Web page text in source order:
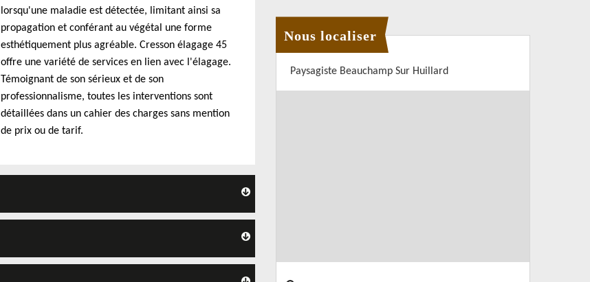
lorsqu'une maladie est détectée, limitant ainsi sa
propagation et conférant au végétal une forme
esthétiquement plus agréable. Cresson élagage 45
offre une variété de services en lien avec l'élagage.
Témoignant de son sérieux et de son
professionnalisme, toutes les interventions sont
détaillées dans un cahier des charges sans mention
de prix ou de tarif.
Nous localiser
Paysagiste Beauchamp Sur Huillard